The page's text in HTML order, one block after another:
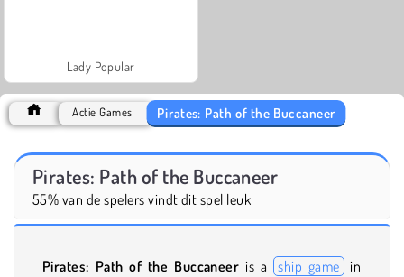
Lady Popular
Actie Games Pirates: Path of the Buccaneer
Pirates: Path of the Buccaneer
55% van de spelers vindt dit spel leuk
Pirates: Path of the Buccaneer is a ship game in